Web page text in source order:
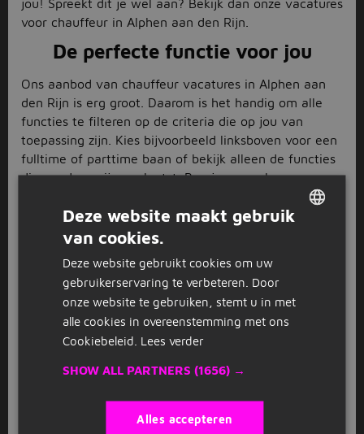
jou! Spreekt dit je wel aan? Bekijk dan onze vacatures
voor chauffeur in Alphen aan den Rijn.
De perfecte functie voor jou
Ons aanbod van chauffeur vacatures in Alphen aan
den Rijn is erg groot. Daarom is het handig om alle
functies te filteren op de criteria die op jou van
toepassing zijn. Kies bijvoorbeeld linksboven voor een
fulltime of parttime baan of bekijk alleen de functies
die vandaag zijn geplaatst. Ben je op zoek naar een
gerelateerde functies, zoalsvrachtwagenchauffeur
bijrijder. Staat waarnaar je op zoek bent daar niet
preciezer te zoeken. Daar pas je ook de kilometer
radius aan om vacatures voor chauffeur in een
grotere straal rondom Alphen aan den Rijn toe te
voegen aan het zoekresultaat.
moment om te solliciteren. Gelukkig gaat dat heel
Deze website maakt gebruik
van cookies.
Deze website gebruikt cookies om uw
gebruikerservaring te verbeteren. Door
onze website te gebruiken, stemt u in met
alle cookies in overeenstemming met ons
Cookiebeleid. Lees verder
SHOW ALL PARTNERS (1656) →
Alles accepteren